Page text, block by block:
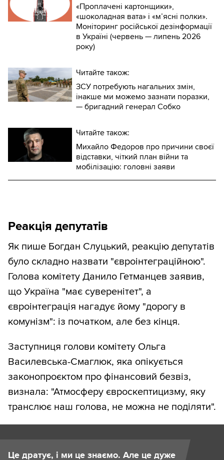
«Проплачені картонщики»,
«шоколадная вата» і «м’ясні полки».
Моніторинг російської дезінформації
в Україні (червень — липень 2026
року)
Читайте також:
ЗСУ потребують нагальних змін,
інакше ми можемо зазнати поразки,
— бригадний генерал Собко
Читайте також:
Михайло Федоров про причини своєї
відставки, чіткий план війни та
мобілізацію: головні заяви
Реакція депутатів
Як пише Богдан Слуцький, реакцію депутатів
було складно назвати "євроінтеграційною".
Голова комітету Данило Гетманцев заявив,
що Україна "має суверенітет", а
євроінтеграція нагадує йому "дорогу в
комунізм": із початком, але без кінця.
Заступниця голови комітету Ольга
Василевська-Смаглюк, яка опікується
законопроєктом про фінансовий безвіз,
визнала: "Атмосферу євроскептицизму, яку
транслює наш голова, не можна не поділяти".
Це дратує, і ми це знаємо. Але це дуже